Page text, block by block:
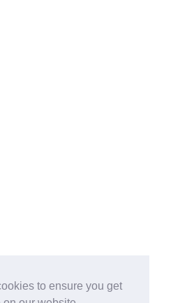
to ensure you get